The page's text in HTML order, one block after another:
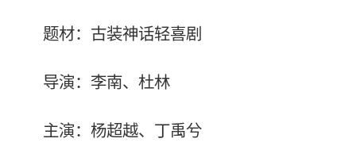
题材：古装神话轻喜剧
导演：李南、杜林
主演：杨超越、丁禹兮